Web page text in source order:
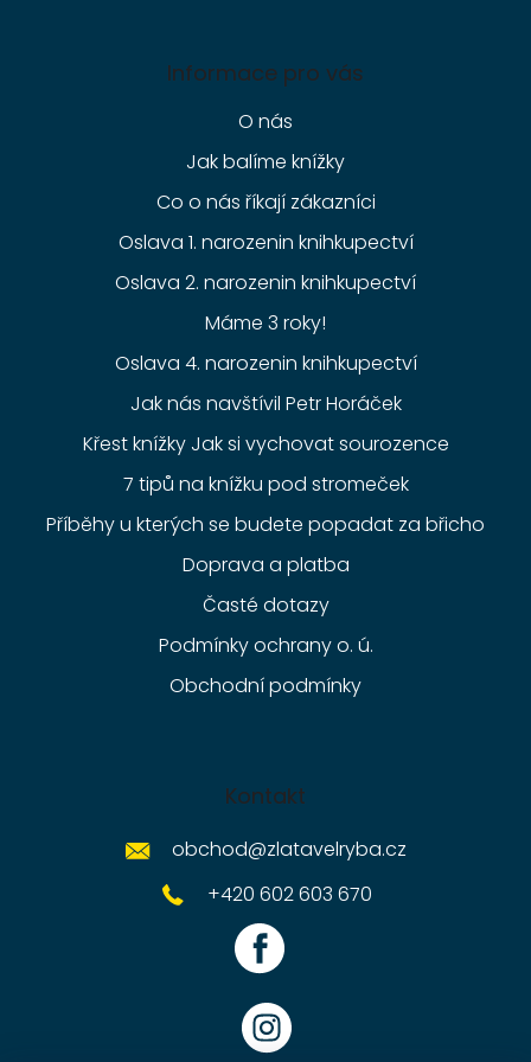
Informace pro vás
O nás
Jak balíme knížky
Co o nás říkají zákazníci
Oslava 1. narozenin knihkupectví
Oslava 2. narozenin knihkupectví
Máme 3 roky!
Oslava 4. narozenin knihkupectví
Jak nás navštívil Petr Horáček
Křest knížky Jak si vychovat sourozence
7 tipů na knížku pod stromeček
Příběhy u kterých se budete popadat za břicho
Doprava a platba
Časté dotazy
Podmínky ochrany o. ú.
Obchodní podmínky
Kontakt
obchod@zlatavelryba.cz
+420 602 603 670